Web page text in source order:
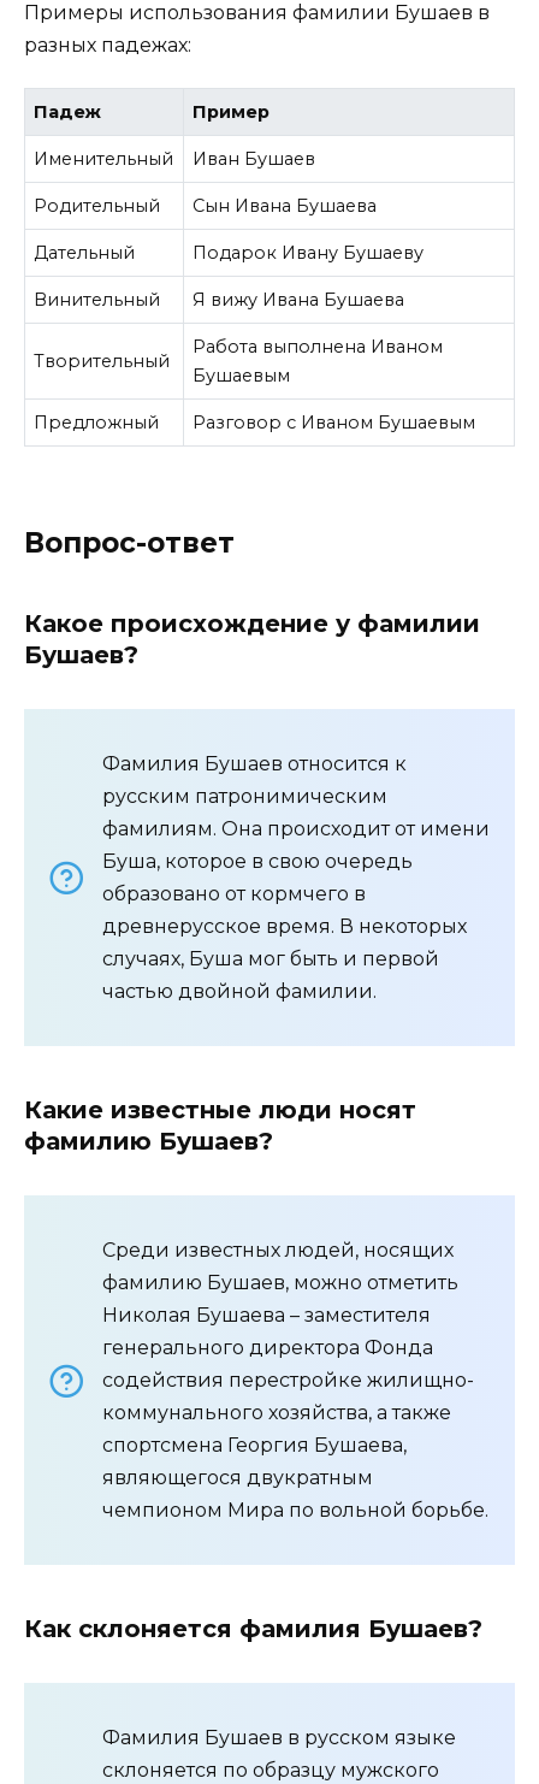
Примеры использования фамилии Бушаев в
разных падежах:
Падеж Пример
Именительный Иван Бушаев
Родительный Сын Ивана Бушаева
Дательный Подарок Ивану Бушаеву
Винительный Я вижу Ивана Бушаева
Творительный
Работа выполнена Иваном
Бушаевым
Предложный Разговор с Иваном Бушаевым
Вопрос-ответ
Какое происхождение у фамилии
Бушаев?
Фамилия Бушаев относится к
русским патронимическим
фамилиям. Она происходит от имени
Буша, которое в свою очередь
образовано от кормчего в
древнерусское время. В некоторых
случаях, Буша мог быть и первой
частью двойной фамилии.
Какие известные люди носят
фамилию Бушаев?
Среди известных людей, носящих
фамилию Бушаев, можно отметить
Николая Бушаева – заместителя
генерального директора Фонда
содействия перестройке жилищно-
коммунального хозяйства, а также
спортсмена Георгия Бушаева,
являющегося двукратным
чемпионом Мира по вольной борьбе.
Как склоняется фамилия Бушаев?
Фамилия Бушаев в русском языке
склоняется по образцу мужского